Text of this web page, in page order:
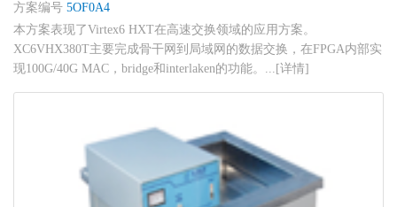
方案编号 5OF0A4
本方案表现了Virtex6 HXT在高速交换领域的应用方案。
XC6VHX380T主要完成骨干网到局域网的数据交换，在FPGA内部实
现100G/40G MAC，bridge和interlaken的功能。...[详情]